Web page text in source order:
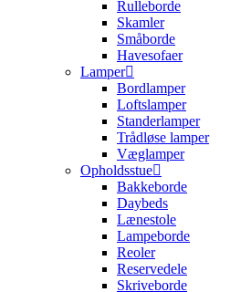
Rulleborde
Skamler
Småborde
Havesofaer
Lamper
Bordlamper
Loftslamper
Standerlamper
Trådløse lamper
Væglamper
Opholdsstue
Bakkeborde
Daybeds
Lænestole
Lampeborde
Reoler
Reservedele
Skriveborde